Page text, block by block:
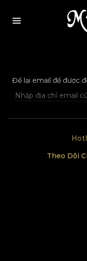
Để lại email để được
Theo Dõi